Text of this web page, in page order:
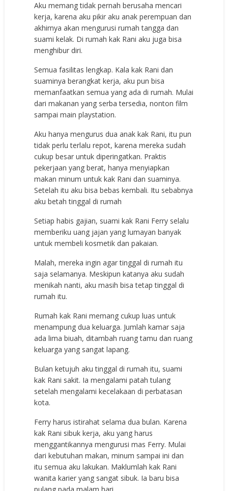
Aku memang tidak pernah berusaha mencari
kerja, karena aku pikir aku anak perempuan dan
akhirnya akan mengurusi rumah tangga dan
suami kelak. Di rumah kak Rani aku juga bisa
menghibur diri.
Semua fasilitas lengkap. Kala kak Rani dan
suaminya berangkat kerja, aku pun bisa
memanfaatkan semua yang ada di rumah. Mulai
dari makanan yang serba tersedia, nonton film
sampai main playstation.
Aku hanya mengurus dua anak kak Rani, itu pun
tidak perlu terlalu repot, karena mereka sudah
cukup besar untuk diperingatkan. Praktis
pekerjaan yang berat, hanya menyiapkan
makan minum untuk kak Rani dan suaminya.
Setelah itu aku bisa bebas kembali. Itu sebabnya
aku betah tinggal di rumah
Setiap habis gajian, suami kak Rani Ferry selalu
memberiku uang jajan yang lumayan banyak
untuk membeli kosmetik dan pakaian.
Malah, mereka ingin agar tinggal di rumah itu
saja selamanya. Meskipun katanya aku sudah
menikah nanti, aku masih bisa tetap tinggal di
rumah itu.
Rumah kak Rani memang cukup luas untuk
menampung dua keluarga. Jumlah kamar saja
ada lima biuah, ditambah ruang tamu dan ruang
keluarga yang sangat lapang.
Bulan ketujuh aku tinggal di rumah itu, suami
kak Rani sakit. Ia mengalami patah tulang
setelah mengalami kecelakaan di perbatasan
kota.
Ferry harus istirahat selama dua bulan. Karena
kak Rani sibuk kerja, aku yang harus
menggantikannya mengurusi mas Ferry. Mulai
dari kebutuhan makan, minum sampai ini dan
itu semua aku lakukan. Maklumlah kak Rani
wanita karier yang sangat sibuk. Ia baru bisa